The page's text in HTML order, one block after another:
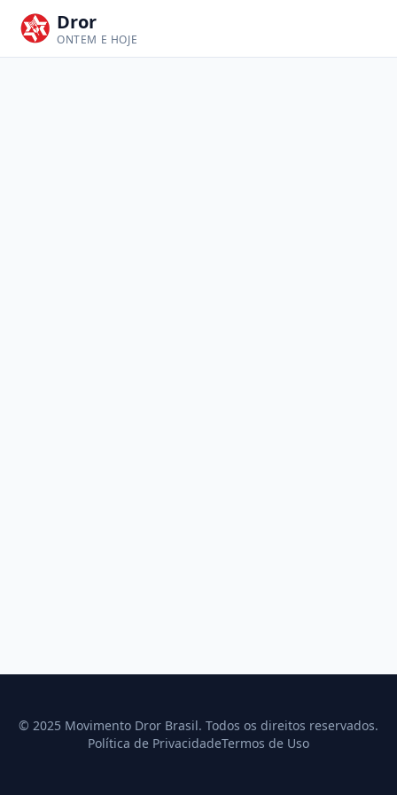
Dror
ONTEM E HOJE
© 2025 Movimento Dror Brasil. Todos os direitos reservados.
Política de PrivacidadeTermos de Uso